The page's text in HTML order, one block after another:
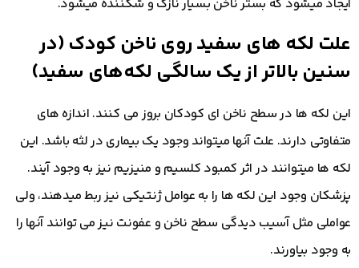
ایجاد میشود که بستر ناخن بسیار نازک و شکننده میشود.
علت لکه های سفید روی ناخن کودک (در
سنین بالاتر از یک سالگی لکه‌های سفید)
این لکه ها در سطح ناخن ای کودکان بروز می کنند. اندازه های
متفاوتی دارند. علت آنها میتواند وجود یک بیماری در لثه باشد. این
لکه ها میتوانند در اثر کمبود کلسیم و منیزیم نیز به وجود آیند.
پزشکان وجود این لکه ها را به عوامل ژنتیکی نیز ربط میدهند، ولی
عواملی مثل آسیب دیدگی سطح ناخن و عفونت نیز می توانند آنها را
به وجود بیاورند.